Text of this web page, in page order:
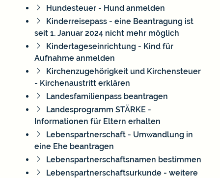
Hundesteuer - Hund anmelden
Kinderreisepass - eine Beantragung ist
seit 1. Januar 2024 nicht mehr möglich
Kindertageseinrichtung - Kind für
Aufnahme anmelden
Kirchenzugehörigkeit und Kirchensteuer
- Kirchenaustritt erklären
Landesfamilienpass beantragen
Landesprogramm STÄRKE -
Informationen für Eltern erhalten
Lebenspartnerschaft - Umwandlung in
eine Ehe beantragen
Lebenspartnerschaftsnamen bestimmen
Lebenspartnerschaftsurkunde - weitere